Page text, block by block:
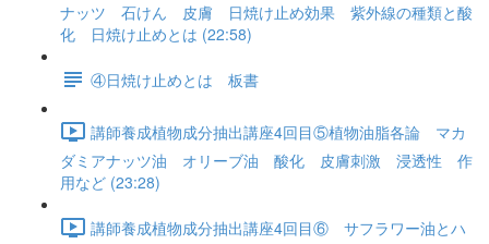
ナッツ 石けん 皮膚 日焼け止め効果 紫外線の種類と酸
化 日焼け止めとは (22:58)
④日焼け止めとは 板書
講師養成植物成分抽出講座4回目⑤植物油脂各論 マカ
ダミアナッツ油 オリーブ油 酸化 皮膚刺激 浸透性 作
用など (23:28)
講師養成植物成分抽出講座4回目⑥ サフラワー油とハ